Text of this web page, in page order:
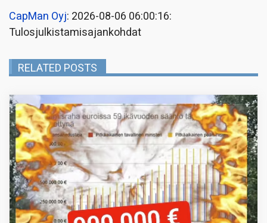
CapMan Oyj: 2026-08-06 06:00:16:
Tulosjulkistamisajankohdat
RELATED POSTS